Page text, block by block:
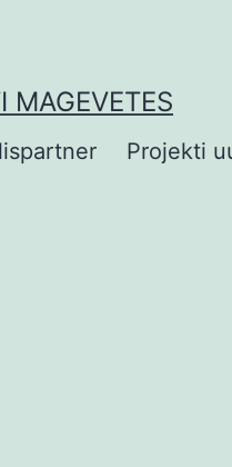
MAGEVETES
Projekti